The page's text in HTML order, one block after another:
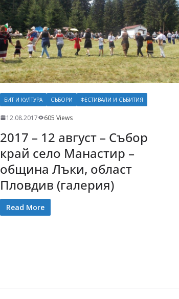
БИТ И КУЛТУРА СЪБОРИ ФЕСТИВАЛИ И СЪБИТИЯ
12.08.2017 605 Views
2017 – 12 август – Събор
край село Манастир –
община Лъки, област
Пловдив (галерия)
Read More